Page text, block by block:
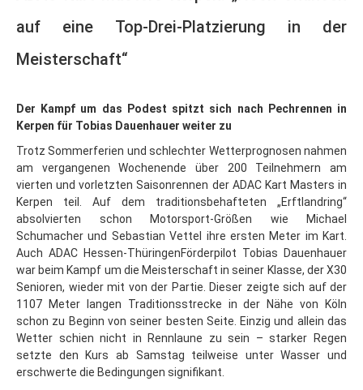
auf eine Top-Drei-Platzierung in der
Meisterschaft“
Der Kampf um das Podest spitzt sich nach Pechrennen in
Kerpen für Tobias Dauenhauer weiter zu
Trotz Sommerferien und schlechter Wetterprognosen nahmen
am vergangenen Wochenende über 200 Teilnehmern am
vierten und vorletzten Saisonrennen der ADAC Kart Masters in
Kerpen teil. Auf dem traditionsbehafteten „Erftlandring“
absolvierten schon Motorsport-Größen wie Michael
Schumacher und Sebastian Vettel ihre ersten Meter im Kart.
Auch ADAC Hessen-ThüringenFörderpilot Tobias Dauenhauer
war beim Kampf um die Meisterschaft in seiner Klasse, der X30
Senioren, wieder mit von der Partie. Dieser zeigte sich auf der
1107 Meter langen Traditionsstrecke in der Nähe von Köln
schon zu Beginn von seiner besten Seite. Einzig und allein das
Wetter schien nicht in Rennlaune zu sein – starker Regen
setzte den Kurs ab Samstag teilweise unter Wasser und
erschwerte die Bedingungen signifikant.